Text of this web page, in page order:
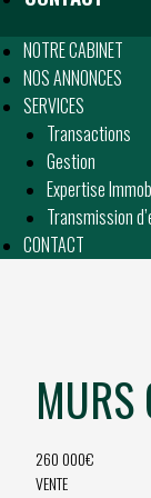
NOTRE CABINET
NOS ANNONCES
SERVICES
Transactions
Gestion
Expertise
Transmission
CONTACT
MURS
260 000€
VENTE